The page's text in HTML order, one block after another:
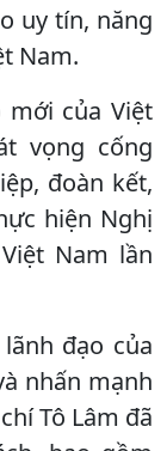
uy tín, năng
Nam.
mới của Việt
vọng cống
đoàn kết,
hiện Nghị
Nam lần
đạo của
nhấn mạnh
Tô Lâm đã